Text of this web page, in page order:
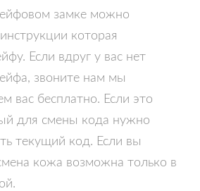
замке можно
которая
Если вдруг у вас нет
звоните нам мы
вас бесплатно. Если это
для смены кода нужно
текущий код. Если вы
кожа возможна только в